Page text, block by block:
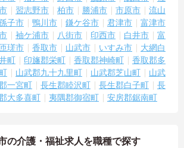
習志野市 柏市 勝浦市 市原市
流山
子市 鴨川市 鎌ケ谷市 君津市
富津市
袖ケ浦市 八街市 印西市 白井市
富
匝瑳市 香取市 山武市 いすみ市
大網白
町 印旛郡栄町 香取郡神崎町
香取郡多
山武郡九十九里町 山武郡芝山町
山武
一宮町 長生郡睦沢町 長生郡白子町
長
大多喜町 夷隅郡御宿町 安房郡鋸南町
の介護・福祉求人を職種で探す